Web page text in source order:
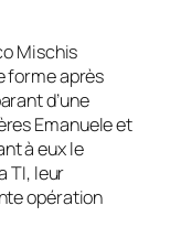
Mischis
forme après
d’une
Emanuele et
à eux le
TI, leur
opération